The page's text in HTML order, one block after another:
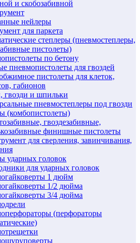
и скобозабивной
нейлеры
для паркета
степлеры (пневмостеплеры,
пистолеты)
по бетону
пневмопистолеты для гвоздей
пистолеты для клеток,
габионов
гвозди и шпильки
пневмостеплеры под гвозди
(комбопистолеты)
гвоздезабивные,
финишные пистолеты
для сверления, завинчивания,
ударных головок
для ударных головок
1 дюйм
1/2 дюйма
3/4 дюйма
(перфораторы